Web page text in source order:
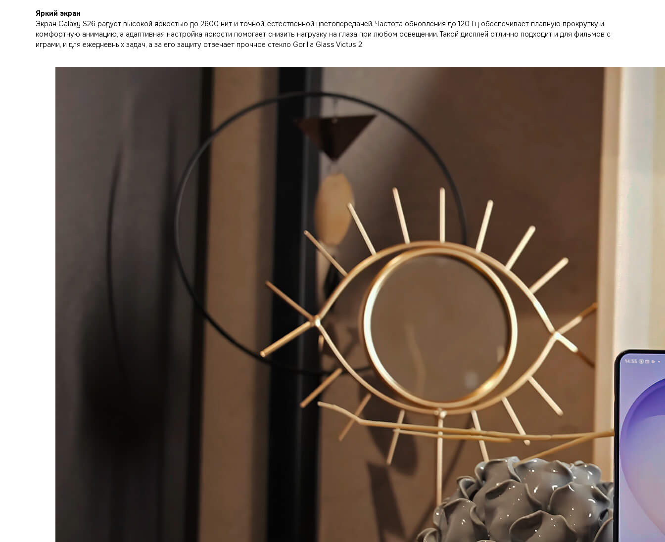
Яркий экран
Экран Galaxy S26 радует высокой яркостью до 2600 нит и точной, естественной цветопередачей. Частота обновления до 120 Гц обеспечивает плавную прокрутку и
комфортную анимацию, а адаптивная настройка яркости помогает снизить нагрузку на глаза при любом освещении. Такой дисплей отлично подходит и для фильмов с
играми, и для ежедневных задач, а за его защиту отвечает прочное стекло Gorilla Glass Victus 2.